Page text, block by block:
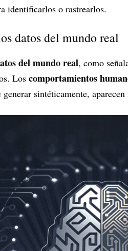
identificarlos o rastrearlos.
datos del mundo real
del mundo real, como
Los comportamientos
sintéticamente,